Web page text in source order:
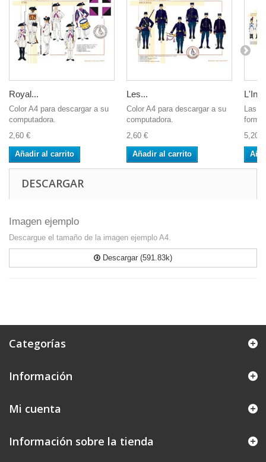
Royal...
Color A4 para descargar a su
computadora.
2,60 €
Añadir al carrito
Les...
Color A4 para descargar a su
computadora.
2,60 €
Añadir al carrito
Las
5,20 €
DESCARGAR
Imagen ejemplo
Descargue el tamaño de la imagen ejemplo A4.
Descargar (591.83k)
Categorías
Información
Mi cuenta
Información sobre la tienda